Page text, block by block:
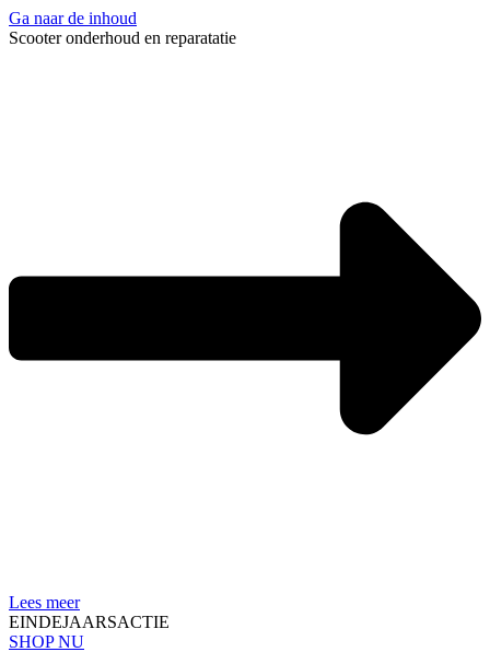
Ga naar de inhoud
Scooter onderhoud en reparatatie
Lees meer
EINDEJAARSACTIE
SHOP NU